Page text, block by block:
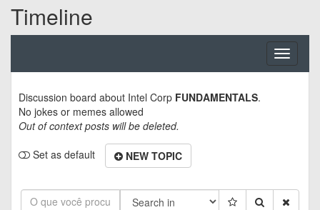
Timeline
Toggle
Discussion board about Intel Corp FUNDAMENTALS.
No jokes or memes allowed
Out of context posts will be deleted.
Set as default
NEW TOPIC